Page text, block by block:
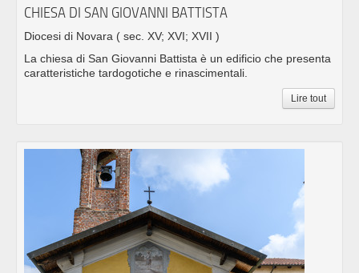
CHIESA DI SAN GIOVANNI BATTISTA
Diocesi di Novara ( sec. XV; XVI; XVII )
La chiesa di San Giovanni Battista è un edificio che presenta
caratteristiche tardogotiche e rinascimentali.
Lire tout